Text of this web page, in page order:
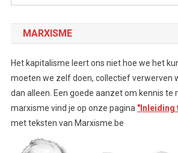
MARXISME
Het kapitalisme leert ons niet hoe we het
moeten we zelf doen, collectief verwerven
dan alleen. Een goede aanzet om kennis te
marxisme vind je op onze pagina "Inleiding
met teksten van Marxisme.be